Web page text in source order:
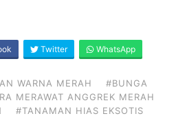
Twitter WhatsApp
WARNA MERAH
#BUNGA
MERAWAT ANGGREK MERAH
#TANAMAN HIAS EKSOTIS